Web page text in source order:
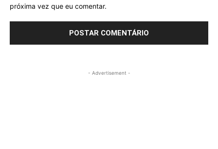
próxima vez que eu comentar.
- Advertisement -